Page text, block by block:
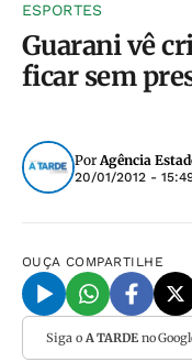
ESPORTES
Guarani vê
ficar sem
PorAgência
20/01/2012 -
OUÇA COMPARTILHE
Siga o A TARDEno